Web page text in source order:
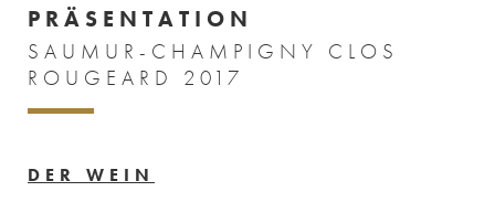
PRÄSENTATION
SAUMUR-CHAMPIGNY CLOS
ROUGEARD 2017
DER WEIN